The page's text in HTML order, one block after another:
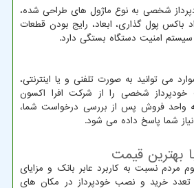
شخصی به نوع ماژول های طراحی شده،
باکس پول گذاری، ابعاد، رایج بودن قطعات
امنیت دستگاه بستگی دارد.
می توانید به صورت تلفنی و یا اینترنتی،
شخصی را از شرکت افرا اکسون
واحد فروش پس از بررسی درخواست شما،
شما پاسخ داده می شود.
بهترین قیمت
مردم نسبت به کاربرد عابر بانک و مزایای
تعدد خرید و نصب خودپرداز در مکان های